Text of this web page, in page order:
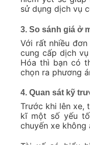
sử dụng dịch vụ
3. So sánh giá ở
Với rất nhiều
cung cấp dịch
Hóa thì bạn có
chọn ra phương
4. Quan sát kỹ
Trước khi lên xe,
kĩ một số yếu
chuyến xe không